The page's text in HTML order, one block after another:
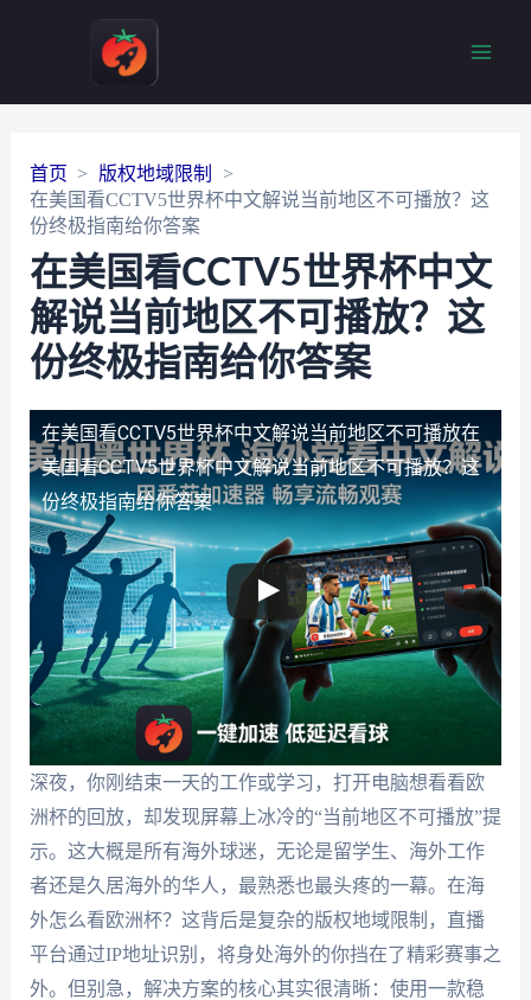
首页
版权地域限制
在美国看CCTV5世界杯中文解说当前地区不可播放？这
份终极指南给你答案
在美国看CCTV5世界杯中文
解说当前地区不可播放？这
份终极指南给你答案
在美国看CCTV5世界杯中文解说当前地区不可播放在
美国看CCTV5世界杯中文解说当前地区不可播放？这
份终极指南给你答案
深夜，你刚结束一天的工作或学习，打开电脑想看看欧
洲杯的回放，却发现屏幕上冰冷的“当前地区不可播放”提
示。这大概是所有海外球迷，无论是留学生、海外工作
者还是久居海外的华人，最熟悉也最头疼的一幕。在海
外怎么看欧洲杯？这背后是复杂的版权地域限制，直播
平台通过IP地址识别，将身处海外的你挡在了精彩赛事之
外。但别急，解决方案的核心其实很清晰：使用一款稳